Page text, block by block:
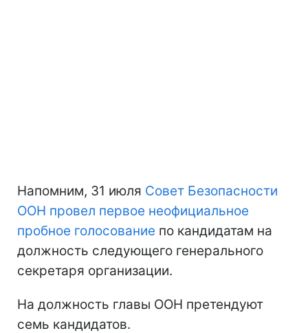
Напомним, 31 июля Совет Безопасности
ООН провел первое неофициальное
пробное голосование по кандидатам на
должность следующего генерального
секретаря организации.
На должность главы ООН претендуют
семь кандидатов.